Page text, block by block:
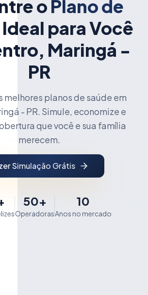
o Plano de
Ideal para Você
Maringá -
PR
melhores planos de saúde em
- PR. Simule, economize e
que você e sua família
merecem.
Simulação Grátis
50+
Operadoras
10
Anos no mercado